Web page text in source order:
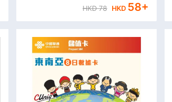
HKD78 HKD 58+